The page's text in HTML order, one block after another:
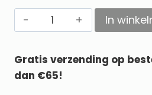
In
Gratis verzending op
dan €65!